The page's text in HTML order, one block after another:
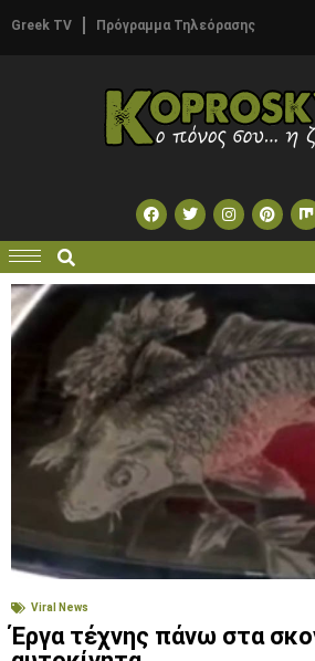
Greek TV Πρόγραμμα Τηλεόρασης
Viral News
Έργα τέχνης πάνω στα